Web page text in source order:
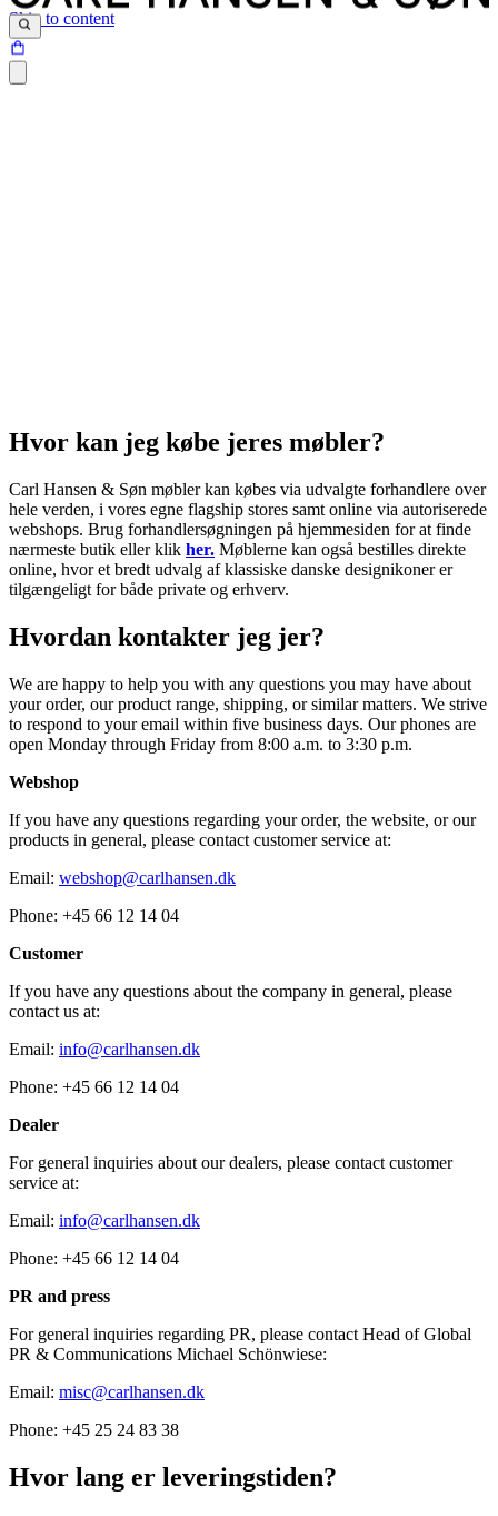
Skip to content
Hvor kan jeg købe jeres møbler?
Carl Hansen & Søn møbler kan købes via udvalgte forhandlere over
hele verden, i vores egne flagship stores samt online via autoriserede
webshops. Brug forhandlersøgningen på hjemmesiden for at finde
nærmeste butik eller klik her. Møblerne kan også bestilles direkte
online, hvor et bredt udvalg af klassiske danske designikoner er
tilgængeligt for både private og erhverv.
Hvordan kontakter jeg jer?
We are happy to help you with any questions you may have about
your order, our product range, shipping, or similar matters. We strive
to respond to your email within five business days. Our phones are
open Monday through Friday from 8:00 a.m. to 3:30 p.m.
Webshop
If you have any questions regarding your order, the website, or our
products in general, please contact customer service at:
Email: webshop@carlhansen.dk
Phone: +45 66 12 14 04
Customer
If you have any questions about the company in general, please
contact us at:
Email: info@carlhansen.dk
Phone: +45 66 12 14 04
Dealer
For general inquiries about our dealers, please contact customer
service at:
Email: info@carlhansen.dk
Phone: +45 66 12 14 04
PR and press
For general inquiries regarding PR, please contact Head of Global
PR & Communications Michael Schönwiese:
Email: misc@carlhansen.dk
Phone: +45 25 24 83 38
Hvor lang er leveringstiden?